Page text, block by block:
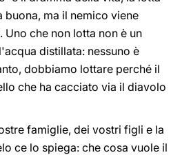
ma il nemico viene
che non lotta non è un
distillata: nessuno è
dobbiamo lottare perché il
che ha cacciato via il diavolo
famiglie, dei vostri figli e la
ce lo spiega: che cosa vuole il